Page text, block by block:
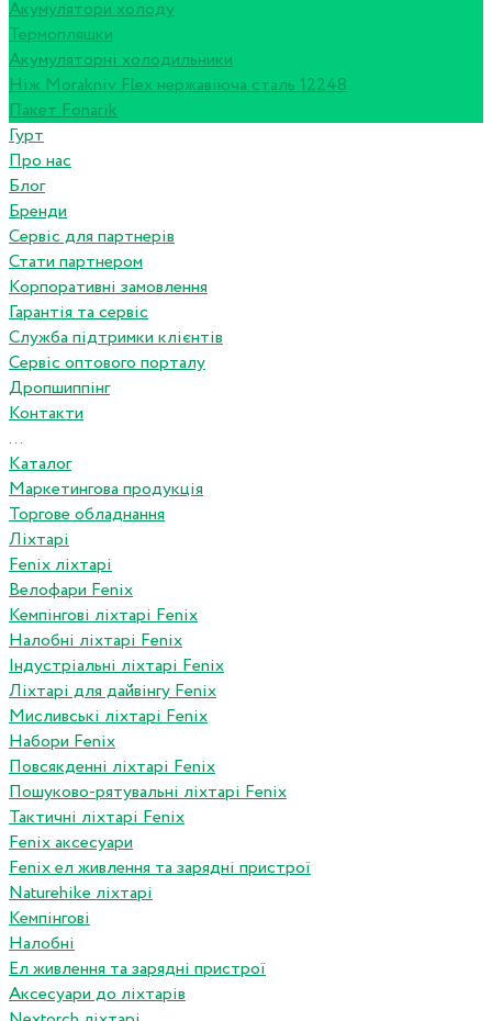
Акумулятори холоду
Термопляшки
Акумуляторні холодильники
Ніж Morakniv Flex нержавіюча сталь 12248
Пакет Fonarik
Гурт
Про нас
Блог
Бренди
Сервіс для партнерів
Стати партнером
Корпоративні замовлення
Гарантія та сервіс
Служба підтримки клієнтів
Сервіс оптового порталу
Дропшиппінг
Контакти
...
Каталог
Маркетингова продукція
Торгове обладнання
Ліхтарі
Fenix ліхтарі
Велофари Fenix
Кемпінгові ліхтарі Fenix
Налобні ліхтарі Fenix
Індустріальні ліхтарі Fenix
Ліхтарі для дайвінгу Fenix
Мисливські ліхтарі Fenix
Набори Fenix
Повсякденні ліхтарі Fenix
Пошуково-рятувальні ліхтарі Fenix
Тактичні ліхтарі Fenix
Fenix аксесуари
Fenix ел живлення та зарядні пристрої
Naturehike ліхтарі
Кемпінгові
Налобні
Ел живлення та зарядні пристрої
Аксесуари до ліхтарів